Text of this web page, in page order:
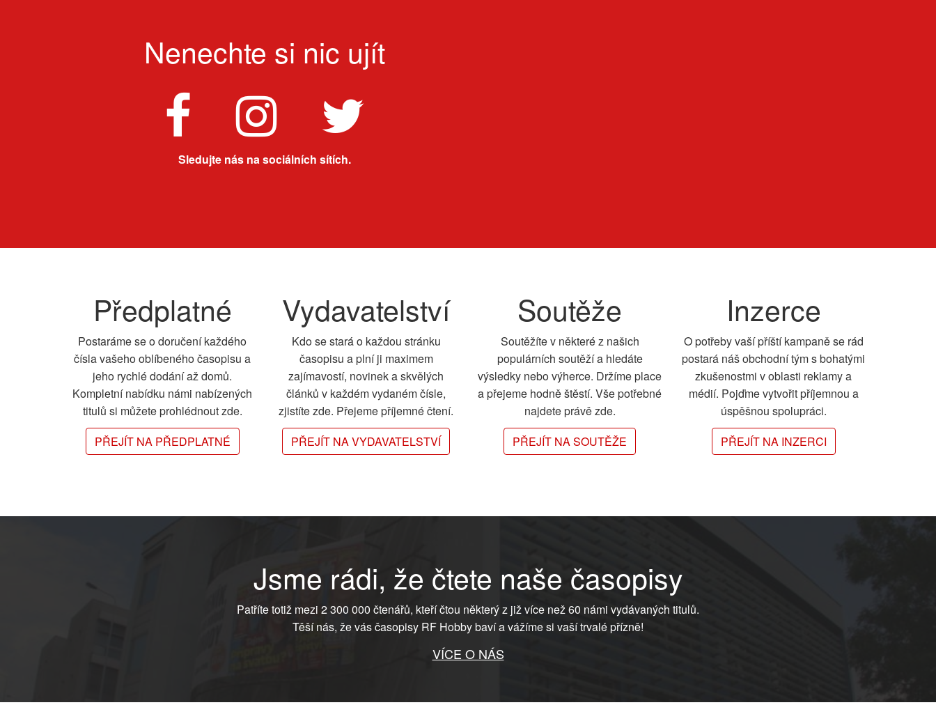
Nenechte si nic ujít
Sledujte nás na sociálních sítích.
Předplatné
Postaráme se o doručení každého
čísla vašeho oblíbeného časopisu a
jeho rychlé dodání až domů.
Kompletní nabídku námi nabízených
titulů si můžete prohlédnout zde.
PŘEJÍT NA PŘEDPLATNÉ
Vydavatelství
Kdo se stará o každou stránku
časopisu a plní ji maximem
zajímavostí, novinek a skvělých
článků v každém vydaném čísle,
zjistíte zde. Přejeme příjemné čtení.
PŘEJÍT NA VYDAVATELSTVÍ
Soutěže
Soutěžíte v některé z našich
populárních soutěží a hledáte
výsledky nebo výherce. Držíme place
a přejeme hodně štěstí. Vše potřebné
najdete právě zde.
PŘEJÍT NA SOUTĚŽE
Inzerce
O potřeby vaší příští kampaně se rád
postará náš obchodní tým s bohatými
zkušenostmi v oblasti reklamy a
médií. Pojďme vytvořit příjemnou a
úspěšnou spolupráci.
PŘEJÍT NA INZERCI
Jsme rádi, že čtete naše časopisy
Patříte totiž mezi 2 300 000 čtenářů, kteří čtou některý z již více než 60 námi vydávaných titulů.
Těší nás, že vás časopisy RF Hobby baví a vážíme si vaší trvalé přízně!
VÍCE O NÁS